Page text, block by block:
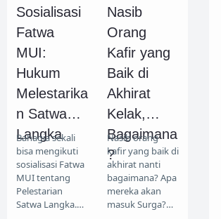
Sosialisasi
Fatwa
MUI:
Hukum
Melestarika
n Satwa
Langka
Bahagia sekali
bisa mengikuti
sosialisasi Fatwa
MUI tentang
Pelestarian
Satwa Langka.
Nasib
Orang
Kafir yang
Baik di
Akhirat
Kelak,
Bagaimana
?
Nasib orang
kafir yang baik di
akhirat nanti
bagaimana? Apa
mereka akan
masuk Surga?